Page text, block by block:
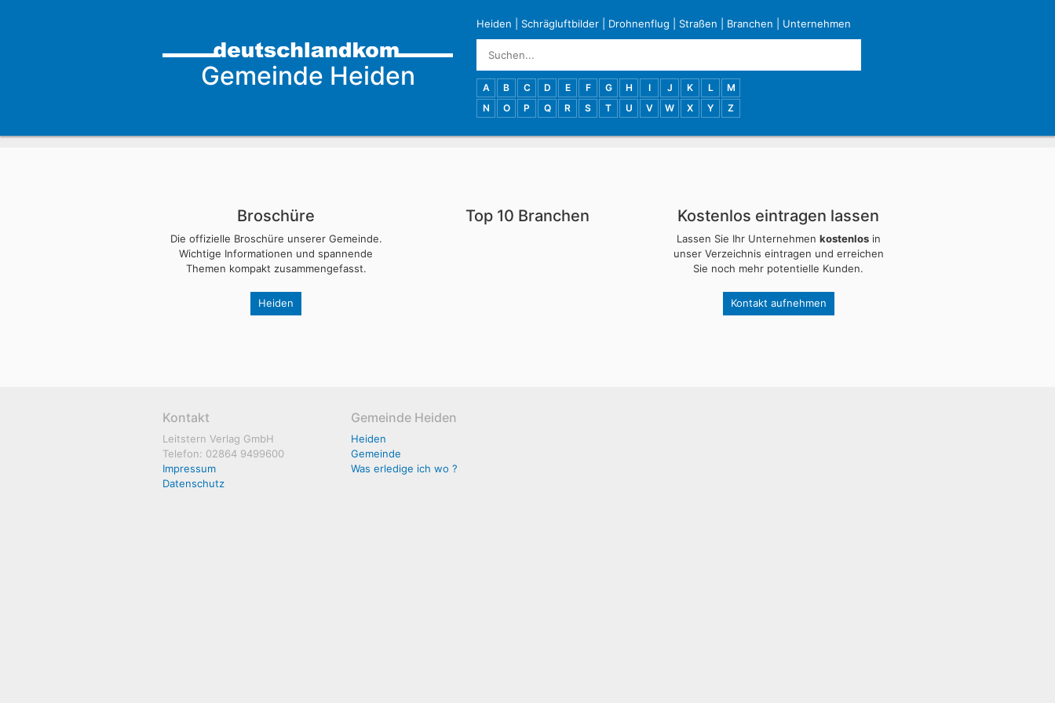
Gemeinde Heiden
Heiden Schrägluftbilder Drohnenflug Straßen Branchen Unternehmen
A B C D E F G H I J K L
M
N
O P Q R S T U V W X Y Z
Broschüre
Die offizielle Broschüre unserer Gemeinde.
Wichtige Informationen und spannende
Themen kompakt zusammengefasst.
Heiden
Top 10 Branchen Kostenlos eintragen lassen
Lassen Sie Ihr Unternehmen kostenlosin
unser Verzeichnis eintragen und erreichen
Sie noch mehr potentielle Kunden.
Kontakt aufnehmen
Kontakt
Leitstern Verlag GmbH
Telefon: 02864 9499600
Impressum
Datenschutz
Gemeinde Heiden
Heiden
Gemeinde
Was erledige ich wo ?